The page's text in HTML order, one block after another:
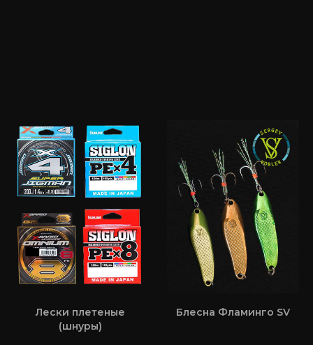
Лески плетеные
(шнуры)
Блесна Фламинго SV